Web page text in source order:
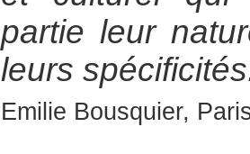
partie leur
leurs
Emilie Bousquier,